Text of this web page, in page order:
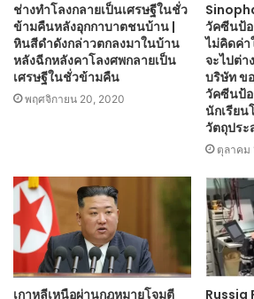
ช่างทำโลงกลายเป็นเศรษฐีในชั่ว
ข้ามคืนหลังอุกกาบาตชนบ้าน |
หินสีดำดังกล่าวตกลงมาในบ้าน
หลังฉีกหลังคาโลงศพกลายเป็น
เศรษฐีในชั่วข้ามคืน
พฤศจิกายน 20, 2020
วัคซีนป้อ
ไม่คิดค่า
จะไปต่า
บริษัท ข
วัคซีนป้อ
นักเรียน
วัตถุประ
ตุลาคม
เกาหลีเหนือผ่านกฎหมายโจมตี